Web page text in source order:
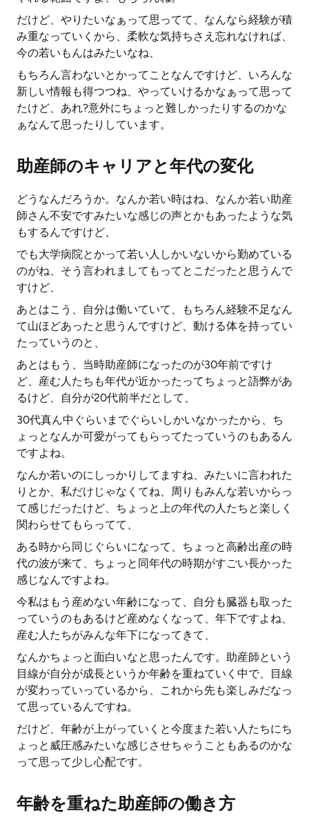
だけど、やりたいなぁって思ってて、なんなら経験が積
み重なっていくから、柔軟な気持ちさえ忘れなければ、
今の若いもんはみたいなね、
もちろん言わないとかってことなんですけど、いろんな
新しい情報も得つつね、やっていけるかなぁって思って
たけど、あれ?意外にちょっと難しかったりするのかな
ぁなんて思ったりしています。
助産師のキャリアと年代の変化
どうなんだろうか。なんか若い時はね、なんか若い助産
師さん不安ですみたいな感じの声とかもあったような気
もするんですけど、
でも大学病院とかって若い人しかいないから勤めている
のがね、そう言われましてもってとこだったと思うんで
すけど、
あとはこう、自分は働いていて、もちろん経験不足なん
て山ほどあったと思うんですけど、動ける体を持ってい
たっていうのと、
あとはもう、当時助産師になったのが30年前ですけ
ど、産む人たちも年代が近かったってちょっと語弊があ
るけど、自分が20代前半だとして、
30代真ん中ぐらいまでぐらいしかいなかったから、ち
ょっとなんか可愛がってもらってたっていうのもあるん
ですよね。
なんか若いのにしっかりしてますね、みたいに言われた
りとか、私だけじゃなくてね、周りもみんな若いからっ
て感じだったけど、ちょっと上の年代の人たちと楽しく
関わらせてもらってて、
ある時から同じぐらいになって、ちょっと高齢出産の時
代の波が来て、ちょっと同年代の時期がすごい長かった
感じなんですよね。
今私はもう産めない年齢になって、自分も臓器も取った
っていうのもあるけど産めなくなって、年下ですよね、
産む人たちがみんな年下になってきて、
なんかちょっと面白いなと思ったんです。助産師という
目線が自分が成長というか年齢を重ねていく中で、目線
が変わっていっているから、これから先も楽しみだなっ
て思っているんですね。
だけど、年齢が上がっていくと今度また若い人たちにち
ょっと威圧感みたいな感じさせちゃうこともあるのかな
って思って少し心配です。
年齢を重ねた助産師の働き方